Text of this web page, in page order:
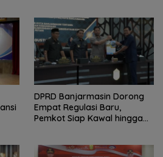
DPRD Banjarmasin Dorong
Empat Regulasi Baru,
Pemkot Siap Kawal hingga